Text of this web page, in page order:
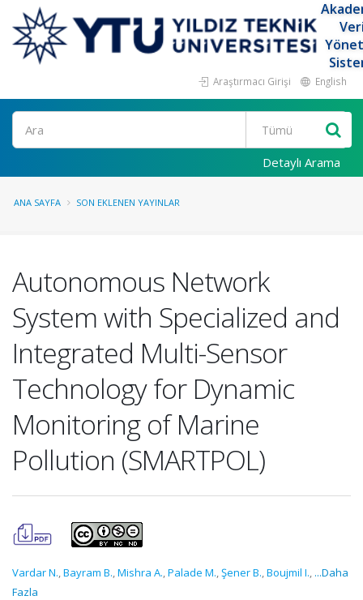
Araştırmacı Girişi English
Ara
Detaylı Arama
ANA SAYFA SON EKLENEN YAYINLAR
Autonomous Network
System with Specialized and
Integrated Multi-Sensor
Technology for Dynamic
Monitoring of Marine
Pollution (SMARTPOL)
Vardar N.,Bayram B.,Mishra A.,Palade M.,Şener B.,Boujmil I., ...Daha
Fazla